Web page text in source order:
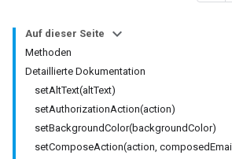
Auf dieser Seite
Methoden
Detaillierte Dokumentation
setAltText(altText)
setAuthorizationAction(action)
setBackgroundColor(backgroundColor)
setComposeAction(action,